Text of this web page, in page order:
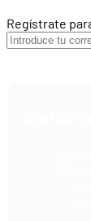
Regístrate